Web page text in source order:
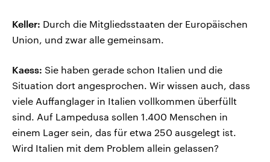
Keller: Durch die Mitgliedsstaaten der Europäischen
Union, und zwar alle gemeinsam.
Kaess: Sie haben gerade schon Italien und die
Situation dort angesprochen. Wir wissen auch, dass
viele Auffanglager in Italien vollkommen überfüllt
sind. Auf Lampedusa sollen 1.400 Menschen in
einem Lager sein, das für etwa 250 ausgelegt ist.
Wird Italien mit dem Problem allein gelassen?